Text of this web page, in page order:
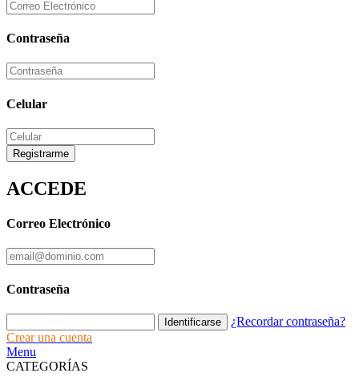
Contraseña
Celular
Registrarme
ACCEDE
Correo Electrónico
Contraseña
¿Recordar contraseña?
Crear una cuenta
Menu
CATEGORÍAS